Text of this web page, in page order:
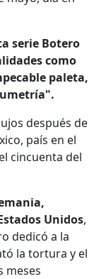
serie Botero
como
paleta,
después de
país en el
cincuenta del
Unidos,
dedicó a la
la tortura y el
meses